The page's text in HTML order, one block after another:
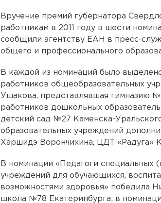
Вручение премий губернатора
работникам в 2011 году в шести
сообщили агентству ЕАН в пресс-
общего и профессионального
В каждой из номинаций было
работников общеобразовательных
Ушакова, представлявшая гимназию
работников дошкольных
детский сад №27 Каменска-
образовательных учреждений
Харшидэ Ворончихина, ЦДТ «Радуга»
В номинации «Педагоги специальных
учреждений для обучающихся,
возможностями здоровья» победила
школа №78 Екатеринбурга; в